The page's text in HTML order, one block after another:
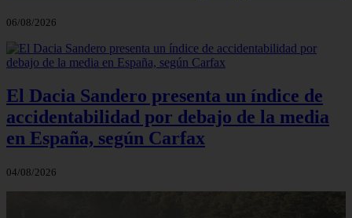
06/08/2026
El Dacia Sandero presenta un índice de
accidentabilidad por debajo de la media
en España, según Carfax
04/08/2026